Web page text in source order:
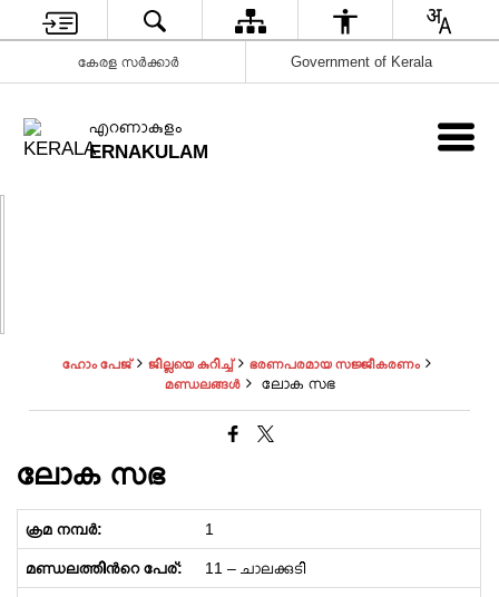
കേരള സർക്കാർ Government of Kerala
എറണാകുളം
ERNAKULAM
ഹോം പേജ് ജില്ലയെ കുറിച്ച്
ഭരണപരമായ സജ്ജീകരണം
മണ്ഡലങ്ങള്‍
ലോക സഭ
ലോക സഭ
1
11 – ചാലക്കുടി